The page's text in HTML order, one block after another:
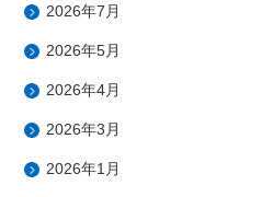
2026年7月
2026年5月
2026年4月
2026年3月
2026年1月